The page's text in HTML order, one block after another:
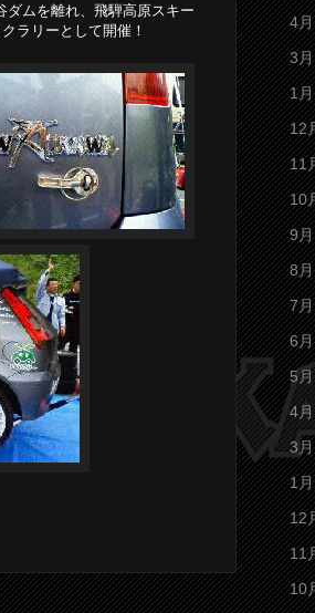
ムを離れ、飛騨高原スキー
ラリーとして開催！
4
3
1
12
11
10
9
8
7
6
5
4
3
1
12
11
10